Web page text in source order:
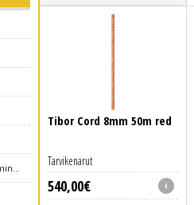
Köydet, työ ja laskeutuminen
Tibor Cord 8mm 50m red
540,00€
Tarvikenarut